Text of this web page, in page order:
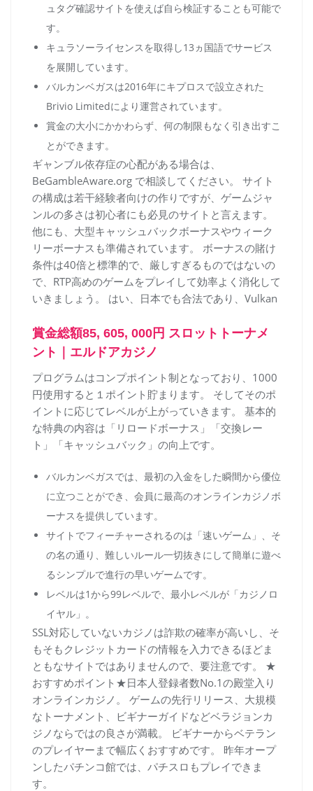
ュタグ確認サイトを使えば自ら検証することも可能で
す。
キュラソーライセンスを取得し13ヵ国語でサービス
を展開しています。
バルカンベガスは2016年にキプロスで設立された
Brivio Limitedにより運営されています。
賞金の大小にかかわらず、何の制限もなく引き出すこ
とができます。
ギャンブル依存症の心配がある場合は、
BeGambleAware.org で相談してください。 サイト
の構成は若干経験者向けの作りですが、ゲームジャ
ンルの多さは初心者にも必見のサイトと言えます。
他にも、大型キャッシュバックボーナスやウィーク
リーボーナスも準備されています。 ボーナスの賭け
条件は40倍と標準的で、厳しすぎるものではないの
で、RTP高めのゲームをプレイして効率よく消化して
いきましょう。 はい、日本でも合法であり、Vulkan
賞金総額85, 605, 000円 スロットトーナメ
ント｜エルドアカジノ
プログラムはコンプポイント制となっており、1000
円使用すると１ポイント貯まります。 そしてそのポ
イントに応じてレベルが上がっていきます。 基本的
な特典の内容は「リロードボーナス」「交換レー
ト」「キャッシュバック」の向上です。
バルカンベガスでは、最初の入金をした瞬間から優位
に立つことができ、会員に最高のオンラインカジノボ
ーナスを提供しています。
サイトでフィーチャーされるのは「速いゲーム」、そ
の名の通り、難しいルール一切抜きにして簡単に遊べ
るシンプルで進行の早いゲームです。
レベルは1から99レベルで、最小レベルが「カジノロ
イヤル」。
SSL対応していないカジノは詐欺の確率が高いし、そ
もそもクレジットカードの情報を入力できるほどま
ともなサイトではありませんので、要注意です。 ★
おすすめポイント★日本人登録者数No.1の殿堂入り
オンラインカジノ。 ゲームの先行リリース、大規模
なトーナメント、ビギナーガイドなどベラジョンカ
ジノならではの良さが満載。 ビギナーからベテラン
のプレイヤーまで幅広くおすすめです。 昨年オープ
ンしたパチンコ館では、パチスロもプレイできま
す。